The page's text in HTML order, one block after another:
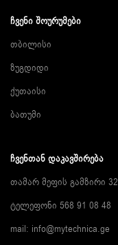
ᲩᲕᲔᲜᲘ ᲨᲝᲣᲠᲣᲛᲔᲑᲘ
თბილისი
ზუგდიდი
ქუთაისი
ბათუმი
ᲩᲕᲔᲜᲗᲐᲜ ᲓᲐᲙᲐᲕᲨᲘᲠᲔᲑᲐ
თამარ მეფის გამზირი 32
ტელეფონი 568 91 08 48
mail: info@mytechnica.ge